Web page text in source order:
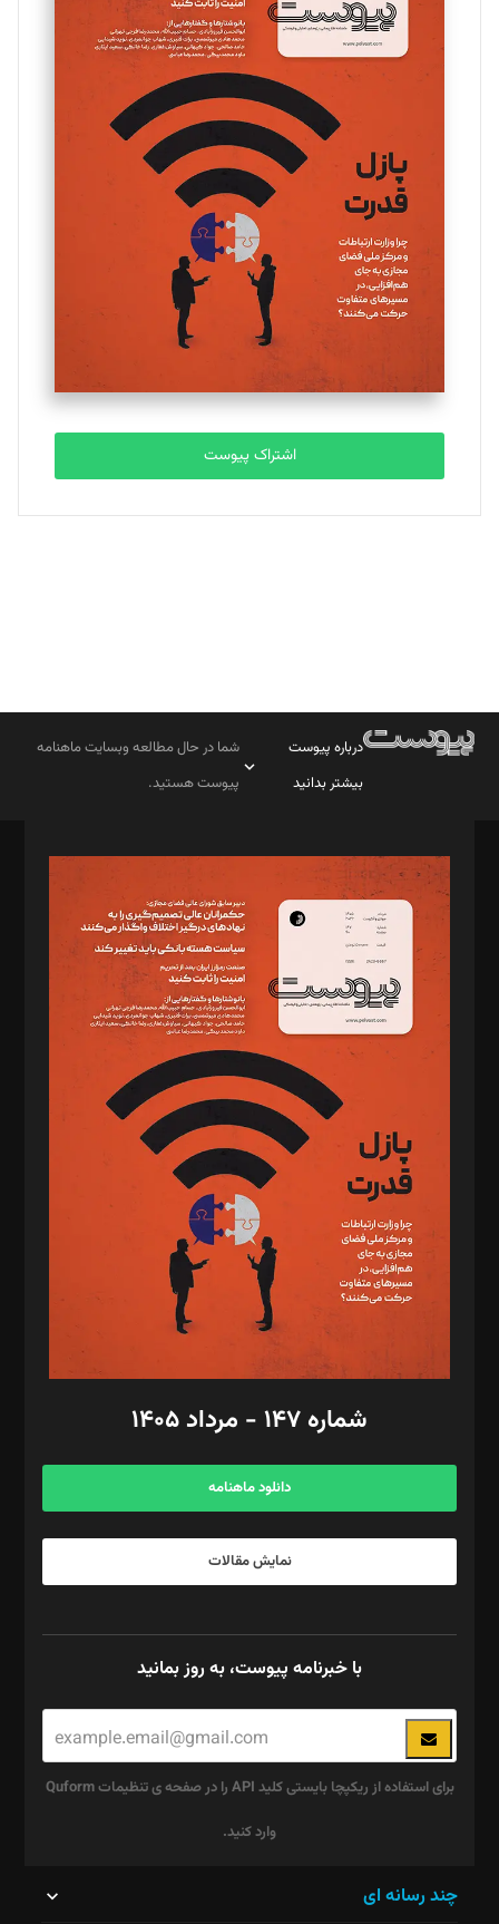
مینا پاکدل
یسنا امان‌پور
تحریریه
ملینا جعفری
تحریریه
مصطفی مسجدی آرانی
تحریریه
بابک نقاش
تحریریه
اشتراک پیوست
درباره پیوست
بیشتر بدانید
شما در حال مطالعه وبسایت ماهنامه
پیوست هستید.
مدیر مسئول: محمدباقر اثنی‌عشری
سردبیر: مهرک محمودی
دبیر تحریریه: میثم قاسمی
د‌بیر ناداستان: سمانه سمیع
د‌بیر خدمت و تجارت: ابوالفضل رجبی
د‌بیر حقوق فناوری: حسام‌الدین ایپکچی
د‌بیر پیوست جهان: مینا پاکدل
د‌بیر تحریریه آنلاین: بابک نقاش
تحریریه‌: مجتبی محمود‌ی، آرش برهمند، یسنا امان‌پور، سروش کرمیان،
مصطفی مسجدی آرانی، ابوالفضل رجبی، زهرا فکرانه، فائزه فتحی
رستمی،مصطفی باستان
ویرایش: نگار استاد‌‌آقا
طراح یونیفرم: مجید توکلی
فیلمبرداری و عکاسی: امیر شفیعی، مانی لطفی زاده
گرافیک و صفحه‌آرایی: سید‌سبحان‌علی ثابت
مد‌یر توسعه تجاری: کامبیز برید‌
امور مالی: شاپور رهبری، محمد‌ کاظمی‌نیا
آگهی و مشترکین: ۰۹۱۹۹۹۹۰۴۵۴
شماره ۱۴۷ - مرداد ۱۴۰۵
دانلود ماهنامه
نمایش مقالات
با خبرنامه پیوست، به روز بمانید
برای استفاده از ریکپچا بایستی کلید API را در صفحه ی تنظیمات Quform
وارد کنید.
چند رسانه ای